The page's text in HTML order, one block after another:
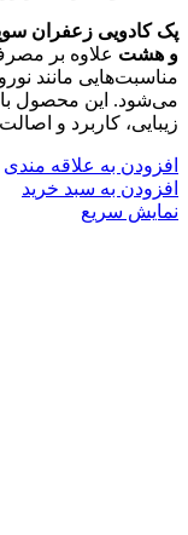
و هشت علاوه بر
مناسبت‌هایی مانند
می‌شود. این محصول با
زیبایی، کاربرد و
افزودن به علاقه مندی
افزودن به سبد خرید
نمایش سریع